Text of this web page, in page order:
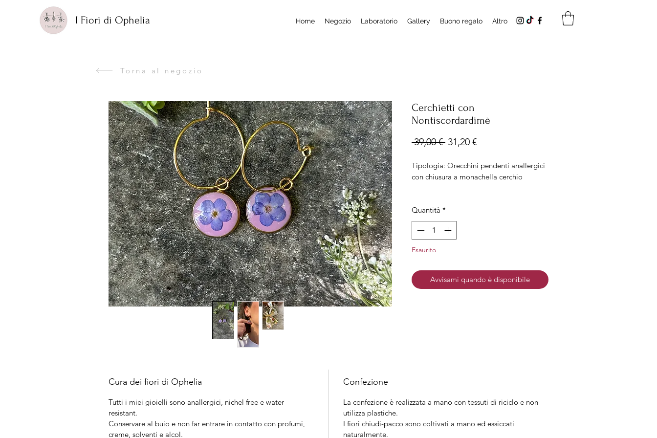
I Fiori di Ophelia Home Negozio Laboratorio Gallery Buono regalo Altro
Torna al negozio
Cerchietti con
Nontiscordardimè
39,00 € Prezzo
31,20 €Prezzo
Tipologia: Orecchini pendenti anallergici
con chiusura a monachella cerchio
Cerchio acciaio diametro 20 mm
Materiale: Anallergico e senza nichel.
Finitura: Dorata
Quantità *
Esaurito
Avvisami quando è disponibile
Cura dei fiori di Ophelia
Tutti i miei gioielli sono anallergici, nichel free e water
resistant.
Conservare al buio e non far entrare in contatto con profumi,
creme, solventi e alcol.
Confezione
La confezione è realizzata a mano con tessuti di riciclo e non
utilizza plastiche.
I fiori chiudi-pacco sono coltivati a mano ed essiccati
naturalmente.